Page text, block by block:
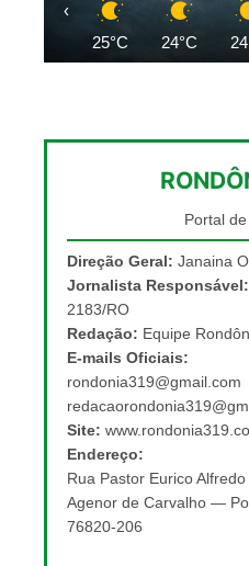
25°C 24°C
‹
Portal
Direção Geral: Janaina
Jornalista Responsável:
2183/RO
Redação: Equipe
E-mails Oficiais:
rondonia319@gmail.com
Site:
Endereço:
Rua Pastor Eurico
Agenor de Carvalho —
76820-206